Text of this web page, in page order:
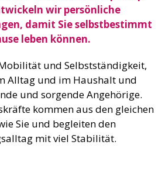
wir persönliche
damit Sie selbstbestimmt
leben können.
und Selbstständigkeit,
Alltag und im Haushalt und
und sorgende Angehörige.
kommen aus den gleichen
Sie und begleiten den
mit viel Stabilität.